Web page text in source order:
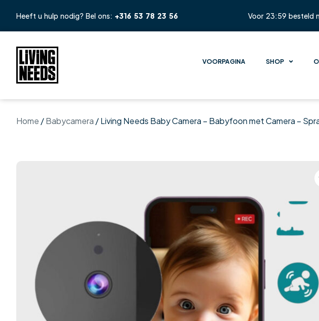
Heeft u hulp nodig? Bel ons: +316 53 78 23 56 Voor 23:59 besteld
VOORPAGINA SHOP
Home /Babycamera / Living Needs Baby Camera – Babyfoon met Camera –